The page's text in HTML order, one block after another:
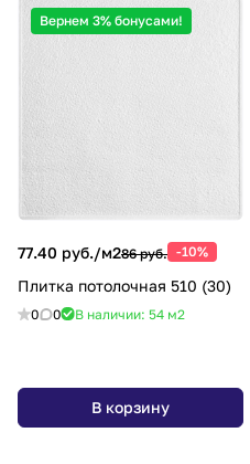
Вернем 3% бонусами!
77.40 руб./м286 руб. -10%
Плитка потолочная 510 (30)
0 0 В наличии: 54 м2
В корзину